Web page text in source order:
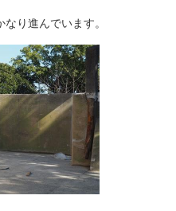
り進んでいます。